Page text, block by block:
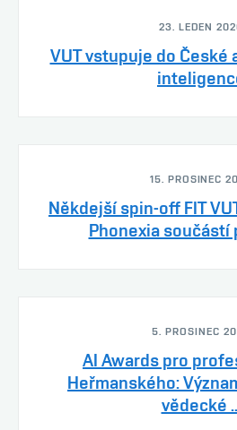
23. LEDEN
VUT vstupuje do České
15. PROSINEC
Někdejší spin-off FIT
Phonexia součástí
5. PROSINEC
AI Awards pro
Heřmanského:
vědecké